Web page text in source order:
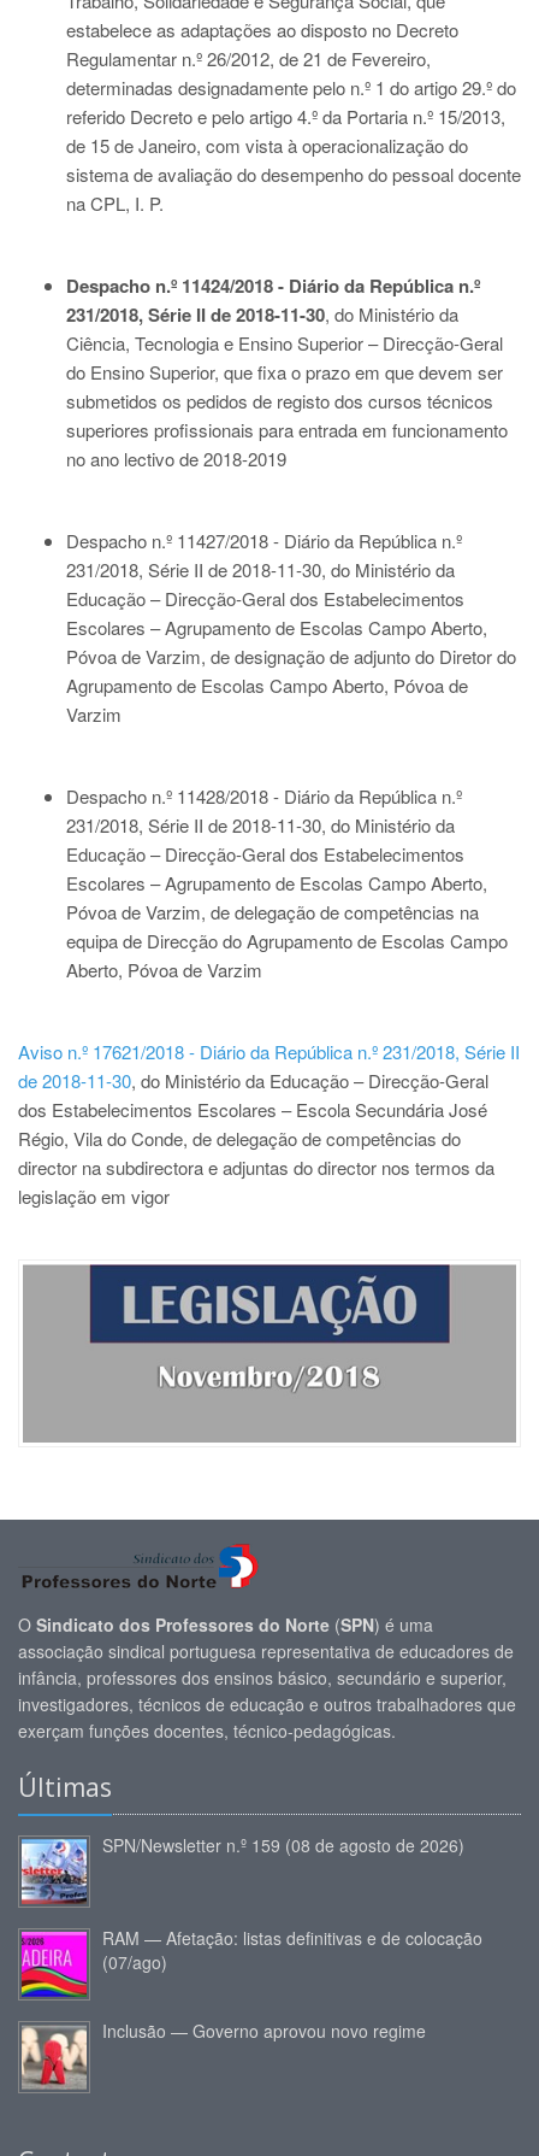
estabelece as adaptações ao disposto no Decreto
Regulamentar n.º 26/2012, de 21 de Fevereiro,
determinadas designadamente pelo n.º 1 do artigo 29.º do
referido Decreto e pelo artigo 4.º da Portaria n.º 15/2013,
de 15 de Janeiro, com vista à operacionalização do
sistema de avaliação do desempenho do pessoal docente
na CPL, I. P.
Despacho n.º 11424/2018 - Diário da República n.º
231/2018, Série II de 2018-11-30, do Ministério da
Ciência, Tecnologia e Ensino Superior – Direcção-Geral
do Ensino Superior, que fixa o prazo em que devem ser
submetidos os pedidos de registo dos cursos técnicos
superiores profissionais para entrada em funcionamento
no ano lectivo de 2018-2019
Despacho n.º 11427/2018 - Diário da República n.º
231/2018, Série II de 2018-11-30, do Ministério da
Educação – Direcção-Geral dos Estabelecimentos
Escolares – Agrupamento de Escolas Campo Aberto,
Póvoa de Varzim, de designação de adjunto do Diretor do
Agrupamento de Escolas Campo Aberto, Póvoa de
Varzim
Despacho n.º 11428/2018 - Diário da República n.º
231/2018, Série II de 2018-11-30, do Ministério da
Educação – Direcção-Geral dos Estabelecimentos
Escolares – Agrupamento de Escolas Campo Aberto,
Póvoa de Varzim, de delegação de competências na
equipa de Direcção do Agrupamento de Escolas Campo
Aberto, Póvoa de Varzim
Aviso n.º 17621/2018 - Diário da República n.º 231/2018, Série II
de 2018-11-30, do Ministério da Educação – Direcção-Geral
dos Estabelecimentos Escolares – Escola Secundária José
Régio, Vila do Conde, de delegação de competências do
director na subdirectora e adjuntas do director nos termos da
legislação em vigor
O Sindicato dos Professores do Norte (SPN) é uma
associação sindical portuguesa representativa de educadores de
infância, professores dos ensinos básico, secundário e superior,
investigadores, técnicos de educação e outros trabalhadores que
exerçam funções docentes, técnico-pedagógicas.
Últimas
SPN/Newsletter n.º 159 (08 de agosto de 2026)
RAM — Afetação: listas definitivas e de colocação
(07/ago)
Inclusão — Governo aprovou novo regime